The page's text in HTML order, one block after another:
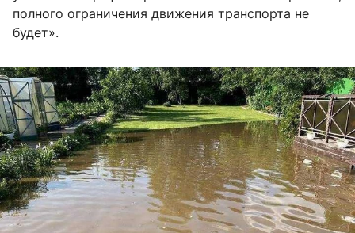
полного ограничения движения транспорта не
будет».